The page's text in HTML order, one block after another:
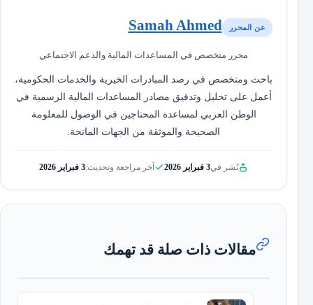
عن المحرر Samah Ahmed
محرر متخصص في المساعدات المالية والدعم الاجتماعي
باحث ومتخصص في رصد المبادرات الخيرية والخدمات الحكومية،
أعمل على تحليل وتدقيق مصادر المساعدات المالية الرسمية في
الوطن العربي لمساعدة المحتاجين في الوصول للمعلومة
الصحيحة والموثقة من الجهات المانحة.
نُشر في3 فبراير 2026 آخر مراجعة وتحديث:3 فبراير 2026
مقالات ذات صلة قد تهمك